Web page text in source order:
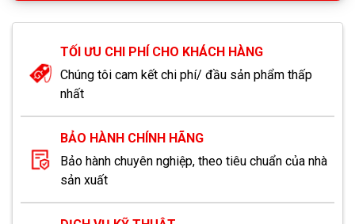
TỐI ƯU CHI PHÍ CHO KHÁCH HÀNG
Chúng tôi cam kết chi phí/ đầu sản phẩm thấp
nhất
BẢO HÀNH CHÍNH HÃNG
Bảo hành chuyên nghiệp, theo tiêu chuẩn của nhà
sản xuất